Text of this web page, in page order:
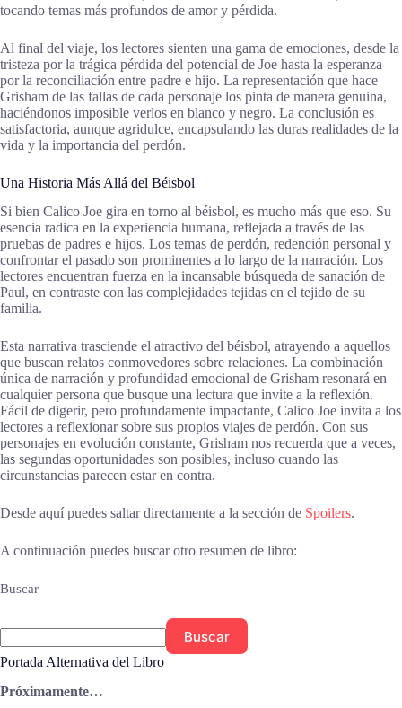
tocando temas más profundos de amor y pérdida.
Al final del viaje, los lectores sienten una gama de emociones, desde la
tristeza por la trágica pérdida del potencial de Joe hasta la esperanza
por la reconciliación entre padre e hijo. La representación que hace
Grisham de las fallas de cada personaje los pinta de manera genuina,
haciéndonos imposible verlos en blanco y negro. La conclusión es
satisfactoria, aunque agridulce, encapsulando las duras realidades de la
vida y la importancia del perdón.
Una Historia Más Allá del Béisbol
Si bien Calico Joe gira en torno al béisbol, es mucho más que eso. Su
esencia radica en la experiencia humana, reflejada a través de las
pruebas de padres e hijos. Los temas de perdón, redención personal y
confrontar el pasado son prominentes a lo largo de la narración. Los
lectores encuentran fuerza en la incansable búsqueda de sanación de
Paul, en contraste con las complejidades tejidas en el tejido de su
familia.
Esta narrativa trasciende el atractivo del béisbol, atrayendo a aquellos
que buscan relatos conmovedores sobre relaciones. La combinación
única de narración y profundidad emocional de Grisham resonará en
cualquier persona que busque una lectura que invite a la reflexión.
Fácil de digerir, pero profundamente impactante, Calico Joe invita a los
lectores a reflexionar sobre sus propios viajes de perdón. Con sus
personajes en evolución constante, Grisham nos recuerda que a veces,
las segundas oportunidades son posibles, incluso cuando las
circunstancias parecen estar en contra.
Desde aquí puedes saltar directamente a la sección de Spoilers.
A continuación puedes buscar otro resumen de libro:
Buscar
Buscar
Portada Alternativa del Libro
Próximamente…